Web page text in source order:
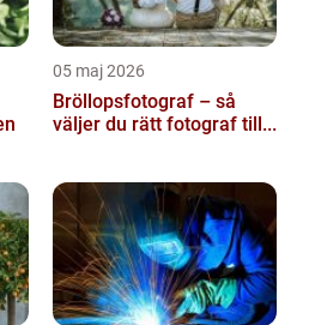
05 maj 2026
Bröllopsfotograf – så
väljer du rätt fotograf till...